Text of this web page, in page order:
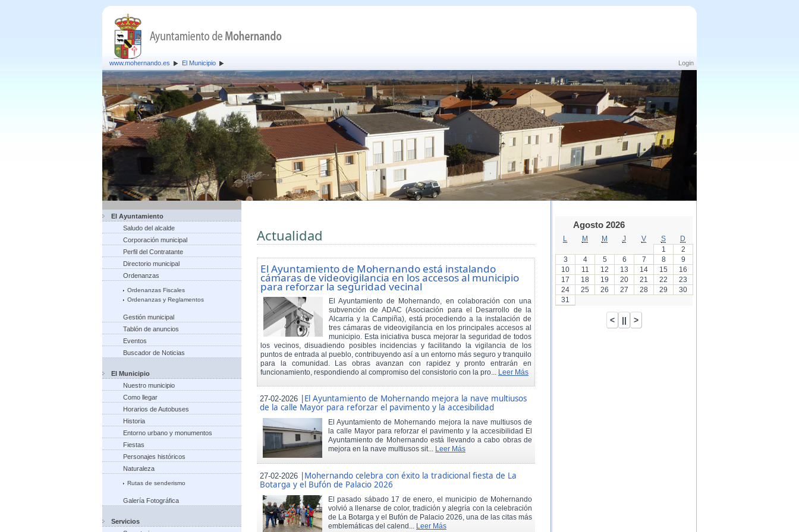
Login
www.mohernando.es El Municipio
El Ayuntamiento
Saludo del alcalde
Corporación municipal
Perfil del Contratante
Directorio municipal
Ordenanzas
Ordenanzas Fiscales
Ordenanzas y Reglamentos
Gestión municipal
Tablón de anuncios
Eventos
Buscador de Noticias
El Municipio
Nuestro municipio
Como llegar
Horarios de Autobuses
Historia
Entorno urbano y monumentos
Fiestas
Personajes históricos
Naturaleza
Rutas de senderismo
Galería Fotográfica
Servicios
Actualidad
El Ayuntamiento de Mohernando está instalando
cámaras de videovigilancia en los accesos al municipio
para reforzar la seguridad vecinal
El Ayuntamiento de Mohernando, en colaboración con una
subvención de ADAC (Asociación para el Desarrollo de la
Alcarria y la Campiña), está procediendo a la instalación de
tres cámaras de videovigilancia en los principales accesos al
municipio. Esta iniciativa busca mejorar la seguridad de todos
los vecinos, disuadiendo posibles incidencias y facilitando la vigilancia de los
puntos de entrada al pueblo, contribuyendo así a un entorno más seguro y tranquilo
para la comunidad. Las obras avanzan con rapidez y pronto entrarán en
funcionamiento, respondiendo al compromiso del consistorio con la pro... Leer Más
27-02-2026 |El Ayuntamiento de Mohernando mejora la nave multiusos
de la calle Mayor para reforzar el pavimento y la accesibilidad
El Ayuntamiento de Mohernando mejora la nave multiusos de
la calle Mayor para reforzar el pavimento y la accesibilidad El
Ayuntamiento de Mohernando está llevando a cabo obras de
mejora en la nave multiusos sit... Leer Más
27-02-2026 |Mohernando celebra con éxito la tradicional fiesta de La
Botarga y el Bufón de Palacio 2026
El pasado sábado 17 de enero, el municipio de Mohernando
volvió a llenarse de color, tradición y alegría con la celebración
de La Botarga y el Bufón de Palacio 2026, una de las citas más
emblemáticas del calend... Leer Más
Agosto 2026
M M J V S
D
1
2
3
4 5 6 7 8
9
10
11 12 13 14 15
16
17
18 19 20 21 22
23
24
25 26 27 28 29
30
31